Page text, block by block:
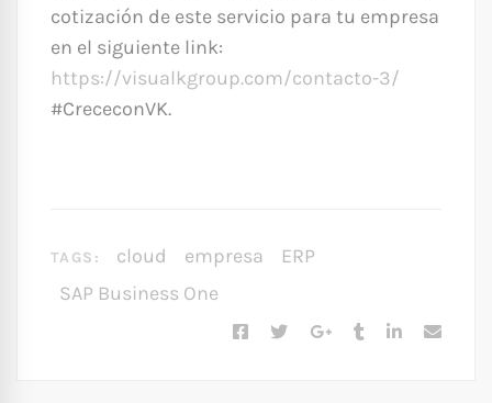
cotización de este servicio para tu empresa
en el siguiente link:
https://visualkgroup.com/contacto-3/
#CrececonVK.
TAGS: cloud empresa
ERP
SAP Business One